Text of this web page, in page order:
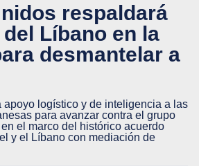
respaldará
Líbano en la
desmantelar a
apoyo logístico y de inteligencia a las
para avanzar contra el grupo
el marco del histórico acuerdo
y el Líbano con mediación de